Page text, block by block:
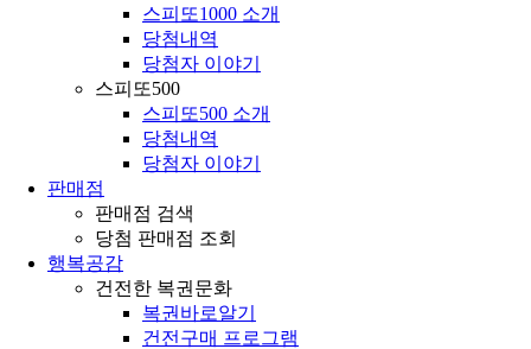
스피또1000 소개
당첨내역
당첨자 이야기
스피또500
스피또500 소개
당첨내역
당첨자 이야기
판매점
판매점 검색
당첨 판매점 조회
행복공감
건전한 복권문화
복권바로알기
건전구매 프로그램